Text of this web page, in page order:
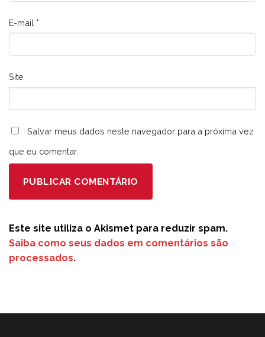
E-mail *
Site
Salvar meus dados neste navegador para a próxima vez
que eu comentar.
Este site utiliza o Akismet para reduzir spam.
Saiba como seus dados em comentários são
processados.